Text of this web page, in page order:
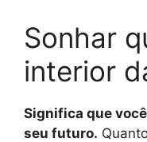
Sonhar
interior
Significa que
seu futuro.